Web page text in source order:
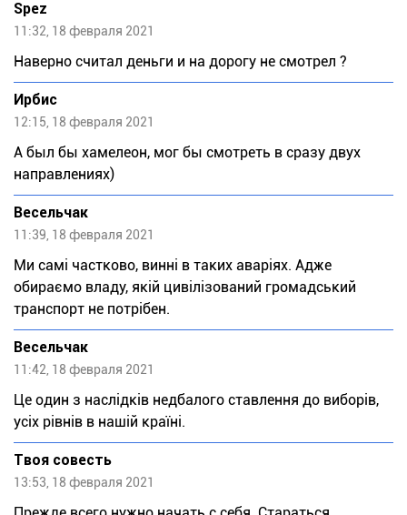
Spez
11:32, 18 февраля 2021
Наверно считал деньги и на дорогу не смотрел ?
Ирбис
12:15, 18 февраля 2021
А был бы хамелеон, мог бы смотреть в сразу двух
направлениях)
Весельчак
11:39, 18 февраля 2021
Ми самі частково, винні в таких аваріях. Адже
обираємо владу, якій цивілізований громадський
транспорт не потрібен.
Весельчак
11:42, 18 февраля 2021
Це один з наслідків недбалого ставлення до виборів,
усіх рівнів в нашій країні.
Твоя совесть
13:53, 18 февраля 2021